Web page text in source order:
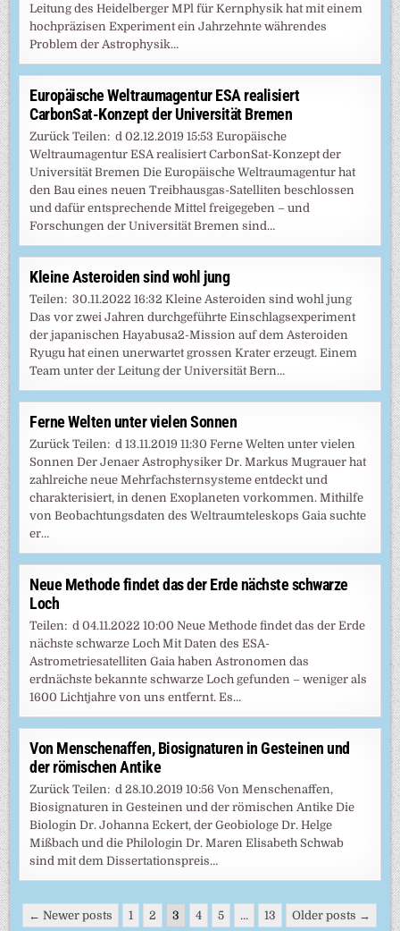
Leitung des Heidelberger MPl für Kernphysik hat mit einem
hochpräzisen Experiment ein Jahrzehnte währendes
Problem der Astrophysik…
Europäische Weltraumagentur ESA realisiert
CarbonSat-Konzept der Universität Bremen
Zurück Teilen: d 02.12.2019 15:53 Europäische
Weltraumagentur ESA realisiert CarbonSat-Konzept der
Universität Bremen Die Europäische Weltraumagentur hat
den Bau eines neuen Treibhausgas-Satelliten beschlossen
und dafür entsprechende Mittel freigegeben – und
Forschungen der Universität Bremen sind…
Kleine Asteroiden sind wohl jung
Teilen: 30.11.2022 16:32 Kleine Asteroiden sind wohl jung
Das vor zwei Jahren durchgeführte Einschlagsexperiment
der japanischen Hayabusa2-Mission auf dem Asteroiden
Ryugu hat einen unerwartet grossen Krater erzeugt. Einem
Team unter der Leitung der Universität Bern…
Ferne Welten unter vielen Sonnen
Zurück Teilen: d 13.11.2019 11:30 Ferne Welten unter vielen
Sonnen Der Jenaer Astrophysiker Dr. Markus Mugrauer hat
zahlreiche neue Mehrfachsternsysteme entdeckt und
charakterisiert, in denen Exoplaneten vorkommen. Mithilfe
von Beobachtungsdaten des Weltraumteleskops Gaia suchte
er…
Neue Methode findet das der Erde nächste schwarze
Loch
Teilen: d 04.11.2022 10:00 Neue Methode findet das der Erde
nächste schwarze Loch Mit Daten des ESA-
Astrometriesatelliten Gaia haben Astronomen das
erdnächste bekannte schwarze Loch gefunden – weniger als
1600 Lichtjahre von uns entfernt. Es…
Von Menschenaffen, Biosignaturen in Gesteinen und
der römischen Antike
Zurück Teilen: d 28.10.2019 10:56 Von Menschenaffen,
Biosignaturen in Gesteinen und der römischen Antike Die
Biologin Dr. Johanna Eckert, der Geobiologe Dr. Helge
Mißbach und die Philologin Dr. Maren Elisabeth Schwab
sind mit dem Dissertationspreis…
Seitennummerierung
← Newer posts 1 2 3 4 5 … 13 Older posts →